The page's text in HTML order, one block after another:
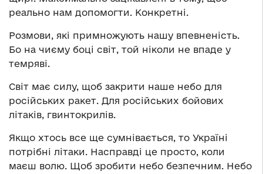
реально нам допомогти. Конкретні.
Розмови, які примножують нашу впевненість.
Бо на чиєму боці світ, той ніколи не впаде у
темряві.
Світ має силу, щоб закрити наше небо для
російських ракет. Для російських бойових
літаків, гвинтокрилів.
Якщо хтось все ще сумнівається, то Україні
потрібні літаки. Насправді це просто, коли
маєш волю. Щоб зробити небо безпечним. Небо